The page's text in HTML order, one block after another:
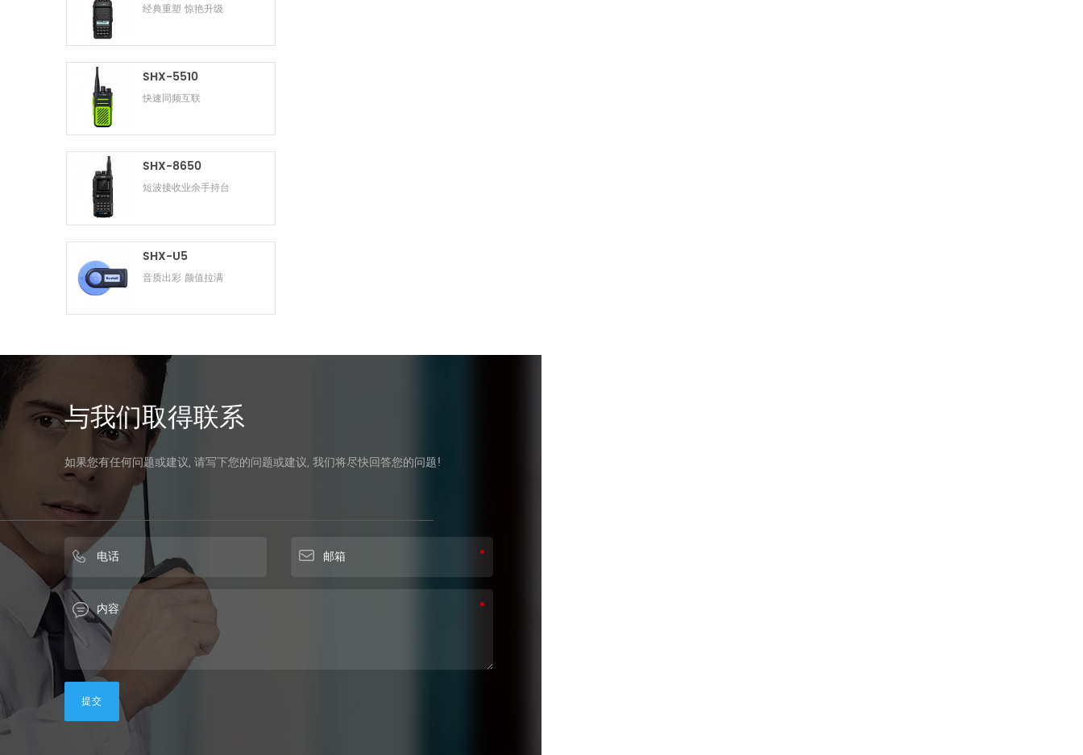
经典重塑 惊艳升级
SHX-5510
快速同频互联
SHX-8650
短波接收业余手持台
SHX-U5
音质出彩 颜值拉满
与我们取得联系
如果您有任何问题或建议, 请写下您的问题或建议, 我们将尽快回答您的问题!